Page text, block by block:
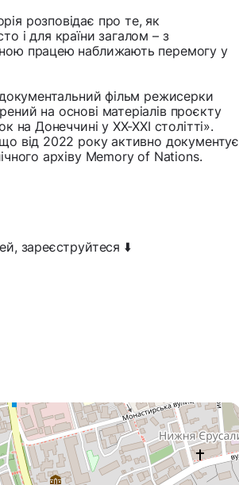
розповідає про те, як
і для країни загалом – з
працею наближають перемогу у
фільм режисерки
на основі матеріалів проєкту
на Донеччині у XX-XXІ столітті».
від 2022 року активно документує
архіву Memory of Nations.
зареєструйтеся ⬇️